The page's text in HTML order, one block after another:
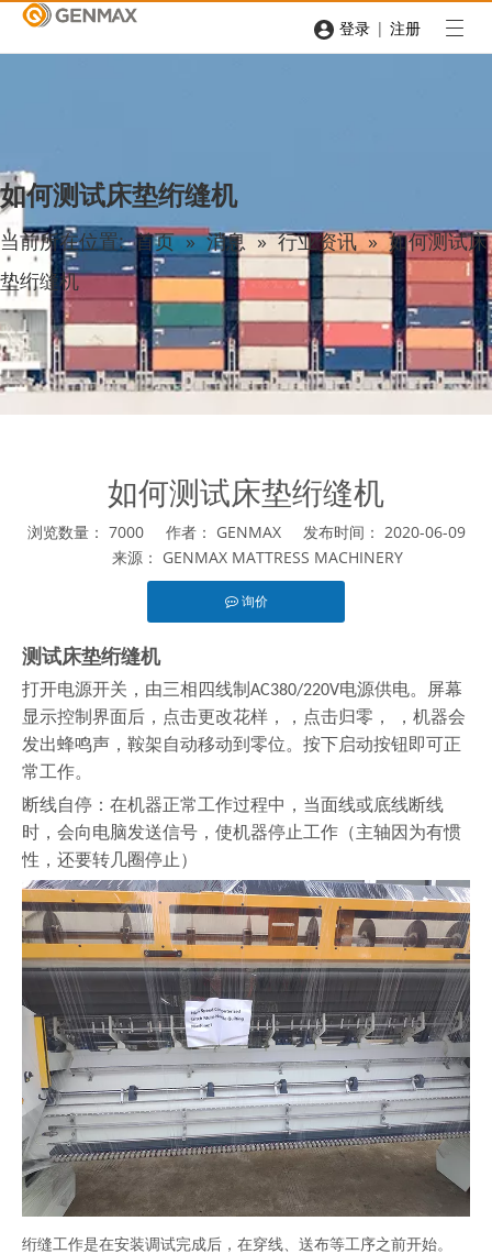
登录 | 注册
如何测试床垫绗缝机
当前所在位置: 首页 » 消息 » 行业资讯 » 如何测试床
垫绗缝机
如何测试床垫绗缝机
浏览数量： 7000作者： GENMAX 发布时间： 2020-06-09
来源： GENMAX MATTRESS MACHINERY
询价
测试床垫绗缝机
打开电源开关，由三相四线制AC380/220V电源供电。屏幕
显示控制界面后，点击更改花样 ， ，点击归零 ，
，机器会
发出蜂鸣声，鞍架自动移动到零位。按下启动按钮即可正
常工作。
断线自停：在机器正常工作过程中，当面线或底线断线
时，会向电脑发送信号，使机器停止工作（主轴因为有惯
性，还要转几圈停止）
绗缝工作是在安装调试完成后，在穿线、送布等工序之前开始。